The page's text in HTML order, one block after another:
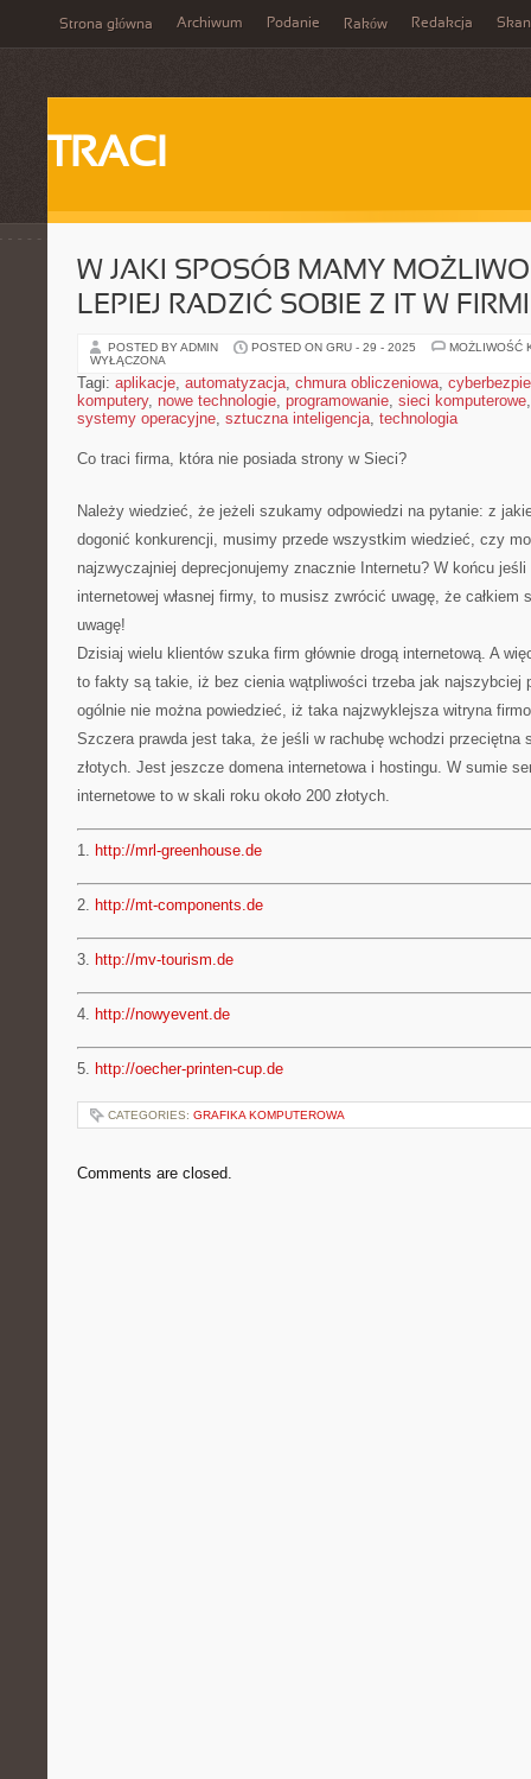
Strona główna Archiwum Podanie Raków Redakcja
TRACI
W JAKI SPOSÓB MAMY
LEPIEJ RADZIĆ SOBIE Z IT W
POSTED BY ADMIN POSTED ON GRU - 29 - 2025
MOŻLIWOŚĆ
WYŁĄCZONA
Tagi: aplikacje, automatyzacja, chmura obliczeniowa,
komputery, nowe technologie, programowanie, sieci komputerowe
systemy operacyjne, sztuczna inteligencja, technologia
Co traci firma, która nie posiada strony w Sieci?
Należy wiedzieć, że jeżeli szukamy odpowiedzi na pytanie: z
dogonić konkurencji, musimy przede wszystkim wiedzieć, czy
najzwyczajniej deprecjonujemy znacznie Internetu? W końcu
internetowej własnej firmy, to musisz zwrócić uwagę, że całkiem
uwagę!
Dzisiaj wielu klientów szuka firm głównie drogą internetową. A
to fakty są takie, iż bez cienia wątpliwości trzeba jak najszybciej
ogólnie nie można powiedzieć, iż taka najzwyklejsza witryna
Szczera prawda jest taka, że jeśli w rachubę wchodzi przeciętna
złotych. Jest jeszcze domena internetowa i hostingu. W sumie
internetowe to w skali roku około 200 złotych.
1. http://mrl-greenhouse.de
2. http://mt-components.de
3. http://mv-tourism.de
4. http://nowyevent.de
5. http://oecher-printen-cup.de
CATEGORIES: GRAFIKA KOMPUTEROWA
Comments are closed.